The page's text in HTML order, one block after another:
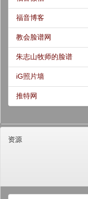
福音博客
教会脸谱网
朱志山牧师的脸谱
iG照片墙
推特网
资源